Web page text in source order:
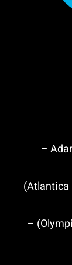
איה נאפה מלון אדמס – Adams Beach Hotel –
מלון פאנטה איה נאפה (Atlantica Panthea Resort)
מלון אולימפיק לגון איה נאפה (Olympic Lagoon) –